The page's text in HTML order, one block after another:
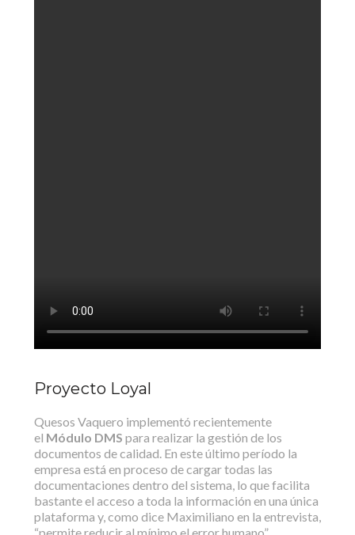
Proyecto Loyal
Quesos Vaquero implementó recientemente
el Módulo DMS para realizar la gestión de los
documentos de calidad. En este último período la
empresa está en proceso de cargar todas las
documentaciones dentro del sistema, lo que facilita
bastante el acceso a toda la información en una única
plataforma y, como dice Maximiliano en la entrevista,